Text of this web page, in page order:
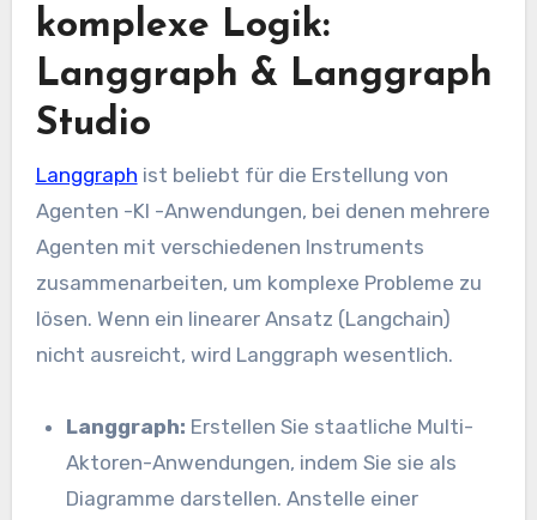
komplexe Logik:
Langgraph & Langgraph
Studio
Langgraph ist beliebt für die Erstellung von
Agenten -KI -Anwendungen, bei denen mehrere
Agenten mit verschiedenen Instruments
zusammenarbeiten, um komplexe Probleme zu
lösen. Wenn ein linearer Ansatz (Langchain)
nicht ausreicht, wird Langgraph wesentlich.
Langgraph: Erstellen Sie staatliche Multi-
Aktoren-Anwendungen, indem Sie sie als
Diagramme darstellen. Anstelle einer